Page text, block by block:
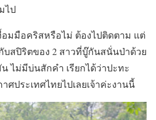
ไป
อมมือคริสหรือไม่ ต้องไปติดตาม แต่
สปิริตของ 2 สาวที่บู๊กันสนั่นป่าด้วย
ไม่มีบ่นสักคำ เรียกได้ว่าปะทะ
ประเทศไทยไปเลยเจ้าค่ะงานนี้